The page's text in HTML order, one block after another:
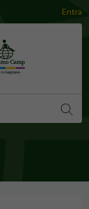
Entra